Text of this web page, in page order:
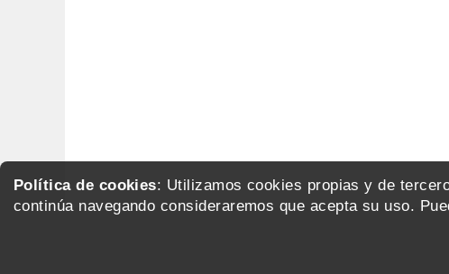
Política de cookies: Utilizamos cookies propias y de
continúa navegando consideraremos que acepta su uso.